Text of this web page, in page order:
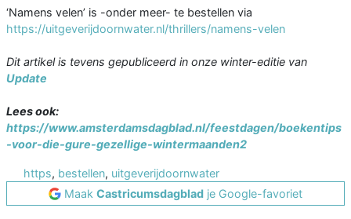
‘Namens velen’ is -onder meer- te bestellen via
https://uitgeverijdoornwater.nl/thrillers/namens-velen
Dit artikel is tevens gepubliceerd in onze winter-editie van
Update
Lees ook:
https://www.amsterdamsdagblad.nl/feestdagen/boekentips
-voor-die-gure-gezellige-wintermaanden2
https, bestellen, uitgeverijdoornwater
Maak Castricumsdagblad je Google-favoriet